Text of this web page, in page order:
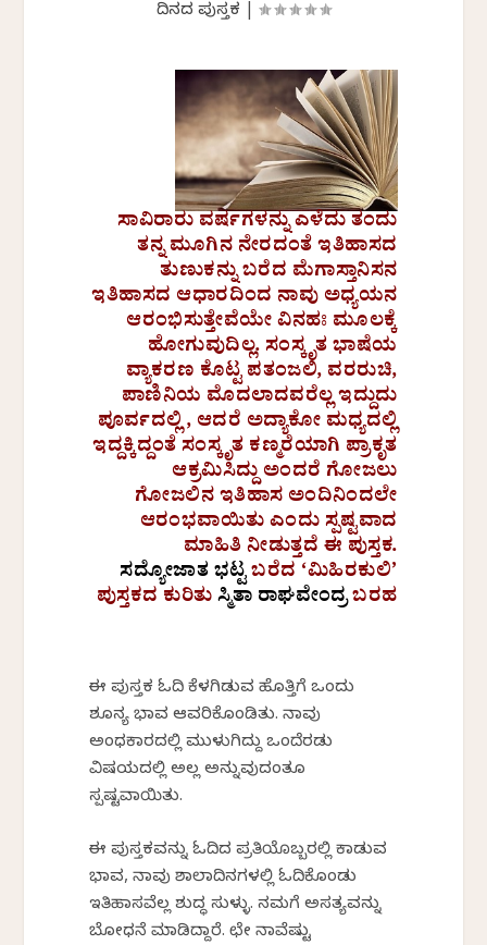
ದಿನದ ಪುಸ್ತಕ
ಸಾವಿರಾರು ವರ್ಷಗಳನ್ನು ಎಳೆದು ತಂದು
ತನ್ನ ಮೂಗಿನ ನೇರದಂತೆ ಇತಿಹಾಸದ
ತುಣುಕನ್ನು ಬರೆದ ಮೆಗಾಸ್ತಾನಿಸನ
ಇತಿಹಾಸದ ಆಧಾರದಿಂದ ನಾವು ಅಧ್ಯಯನ
ಆರಂಭಿಸುತ್ತೇವೆಯೇ ವಿನಹಃ ಮೂಲಕ್ಕೆ
ಹೋಗುವುದಿಲ್ಲ. ಸಂಸ್ಕೃತ ಭಾಷೆಯ
ವ್ಯಾಕರಣ ಕೊಟ್ಟ ಪತಂಜಲಿ, ವರರುಚಿ,
ಪಾಣಿನಿಯ ಮೊದಲಾದವರೆಲ್ಲ ಇದ್ದುದು
ಪೂರ್ವದಲ್ಲಿ, ಆದರೆ ಅದ್ಯಾಕೋ ಮಧ್ಯದಲ್ಲಿ
ಇದ್ದಕ್ಕಿದ್ದಂತೆ ಸಂಸ್ಕೃತ ಕಣ್ಮರೆಯಾಗಿ ಪ್ರಾಕೃತ
ಆಕ್ರಮಿಸಿದ್ದು ಅಂದರೆ ಗೋಜಲು
ಗೋಜಲಿನ ಇತಿಹಾಸ ಅಂದಿನಿಂದಲೇ
ಆರಂಭವಾಯಿತು ಎಂದು ಸ್ಪಷ್ಟವಾದ
ಮಾಹಿತಿ ನೀಡುತ್ತದೆ ಈ ಪುಸ್ತಕ.
ಸದ್ಯೋಜಾತ ಭಟ್ಟಬರೆದ ‘ಮಿಹಿರಕುಲಿ’
ಪುಸ್ತಕದ ಕುರಿತುಸ್ಮಿತಾ ರಾಘವೇಂದ್ರಬರಹ
ಈ ಪುಸ್ತಕ ಓದಿ ಕೆಳಗಿಡುವ ಹೊತ್ತಿಗೆ ಒಂದು
ಶೂನ್ಯ ಭಾವ ಆವರಿಸಿಕೊಂಡಿತು. ನಾವು
ಅಂಧಕಾರದಲ್ಲಿ ಮುಳುಗಿದ್ದು ಒಂದೆರಡು
ವಿಷಯದಲ್ಲಿ ಅಲ್ಲ ಅನ್ನುವುದಂತೂ
ಸ್ಪಷ್ಟವಾಯಿತು.
ಈ ಪುಸ್ತಕವನ್ನು ಓದಿದ ಪ್ರತಿಯೊಬ್ಬರಲ್ಲಿ ಕಾಡುವ
ಭಾವ, ನಾವು ಶಾಲಾದಿನಗಳಲ್ಲಿ ಓದಿಕೊಂಡು
ಇತಿಹಾಸವೆಲ್ಲ ಶುದ್ಧ ಸುಳ್ಳು. ನಮಗೆ ಅಸತ್ಯವನ್ನು
ಬೋಧನೆ ಮಾಡಿದ್ದಾರೆ. ಛೇ ನಾವೆಷ್ಟು